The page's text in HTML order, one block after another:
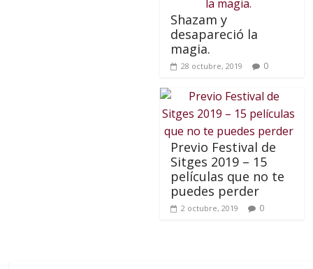
Shazam y
desapareció la
magia.
28 octubre, 2019 0
Previo Festival de
Sitges 2019 – 15
películas que no te
puedes perder
2 octubre, 2019 0